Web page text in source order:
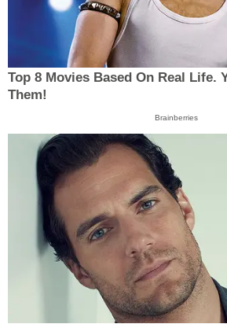
Top 8 Movies Based On Real Life.
Them!
Brainberries